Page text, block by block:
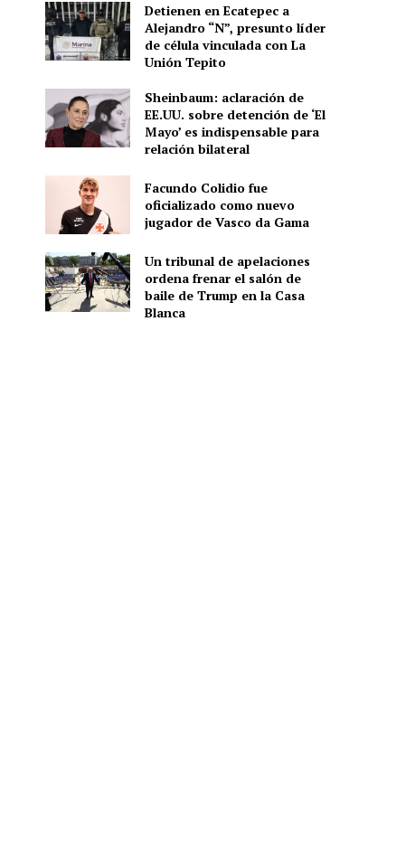
Detienen en Ecatepec a
Alejandro “N”, presunto líder
de célula vinculada con La
Unión Tepito
Sheinbaum: aclaración de
EE.UU. sobre detención de ‘El
Mayo’ es indispensable para
relación bilateral
Facundo Colidio fue
oficializado como nuevo
jugador de Vasco da Gama
Un tribunal de apelaciones
ordena frenar el salón de
baile de Trump en la Casa
Blanca